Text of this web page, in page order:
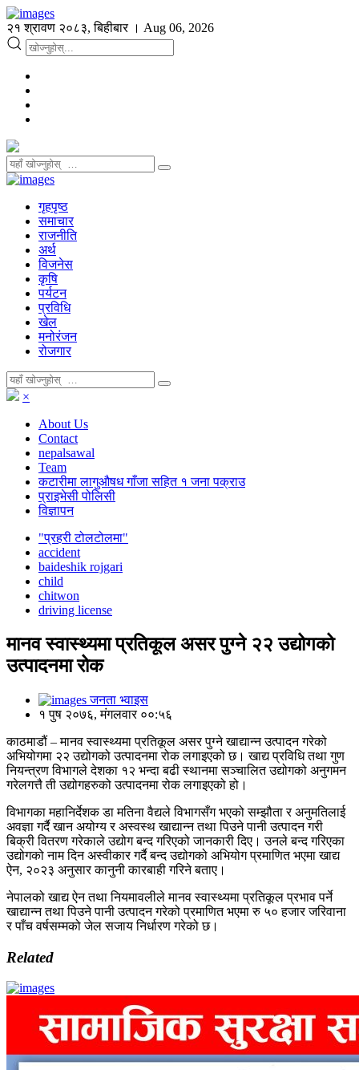
२१ श्रावण २०८३, बिहीबार । Aug 06, 2026
गृहपृष्ठ
समाचार
राजनीति
अर्थ
विजनेस
कृषि
पर्यटन
प्रविधि
खेल
मनोरंजन
रोजगार
×
About Us
Contact
nepalsawal
Team
कटारीमा लागुऔषध गाँजा सहित १ जना पक्राउ
प्राइभेसी पोलिसी
विज्ञापन
"प्रहरी टोलटोलमा"
accident
baideshik rojgari
child
chitwon
driving license
मानव स्वास्थ्यमा प्रतिकूल असर पुग्ने २२ उद्योगको
उत्पादनमा रोक
जनता भ्वाइस
१ पुष २०७६, मंगलवार ००:५६
काठमाडौं – मानव स्वास्थ्यमा प्रतिकूल असर पुग्ने खाद्यान्न उत्पादन गरेको
अभियोगमा २२ उद्योगको उत्पादनमा रोक लगाइएको छ। खाद्य प्रविधि तथा गुण
नियन्त्रण विभागले देशका १२ भन्दा बढी स्थानमा सञ्चालित उद्योगको अनुगमन
गरेलगत्तै ती उद्योगहरुको उत्पादनमा रोक लगाइएको हो।
विभागका महानिर्देशक डा मतिना वैद्यले विभागसँग भएको सम्झौता र अनुमतिलाई
अवज्ञा गर्दै खान अयोग्य र अस्वस्थ खाद्यान्न तथा पिउने पानी उत्पादन गरी
बिक्री वितरण गरेकाले उद्योग बन्द गरिएको जानकारी दिए। उनले बन्द गरिएका
उद्योगको नाम दिन अस्वीकार गर्दै बन्द उद्योगको अभियोग प्रमाणित भएमा खाद्य
ऐन, २०२३ अनुसार कानुनी कारबाही गरिने बताए।
नेपालको खाद्य ऐन तथा नियमावलीले मानव स्वास्थ्यमा प्रतिकूल प्रभाव पर्ने
खाद्यान्न तथा पिउने पानी उत्पादन गरेको प्रमाणित भएमा रु ५० हजार जरिवाना
र पाँच वर्षसम्मको जेल सजाय निर्धारण गरेको छ।
Related